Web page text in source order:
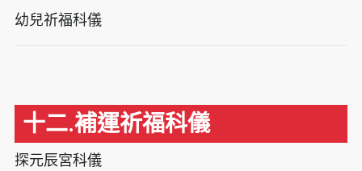
幼兒祈福科儀
十二.補運祈福科儀
探元辰宮科儀